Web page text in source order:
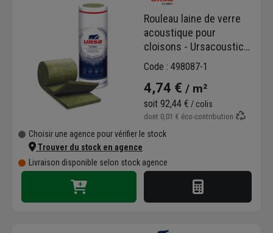
mise en place d’un système global
, les solutions offertes
par les produits URSA couvrent l’ensemble
des applications du bâtiment et en assurent
isolation complètedu bâtiment.
Rouleau laine de verre
acoustique pour
cloisons - Ursacoustic
Twin R - R=1,10 m².K/W -
MM
Code : 498087-1
4,74 € / m²
soit 92,44 € / colis
dont 0,01 € éco-contribution
Choisir une agence pour vérifier le stock
Trouver du stock en agence
Livraison disponible selon stock agence